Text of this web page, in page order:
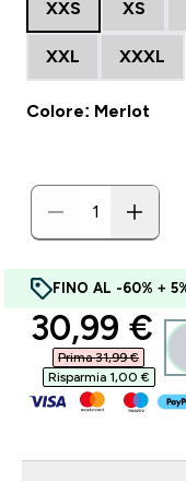
XXS XS
XXL XXXL
Colore: Merlot
FINO AL -60% +
30,99 €‎
Prima 31,99 €‎
Risparmia 1,00 €‎